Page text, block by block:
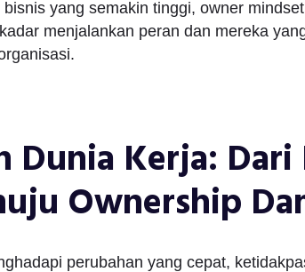
yang semakin tinggi, owner
menjalankan peran dan mereka
Dunia Kerja: Dari
Ownership
perubahan yang cepat,